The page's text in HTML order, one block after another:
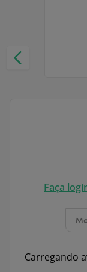
Faça
Carregando